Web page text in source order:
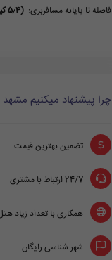
فاصله تا پایانه مسافربری: (۵٫۴ کیلومتر)
چرا پیشنهاد میکنیم مشهد
تضمین بهترین قیمت
24/7 ارتباط با مشتری
همکاری با تعداد زیاد
شهر شناسی رایگان